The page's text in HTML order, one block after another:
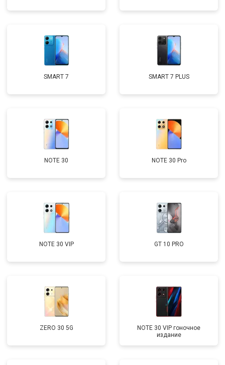
SMART 7 SMART 7 PLUS
NOTE 30 NOTE 30 Pro
NOTE 30 VIP GT 10 PRO
ZERO 30 5G
NOTE 30 VIP гоночное
издание